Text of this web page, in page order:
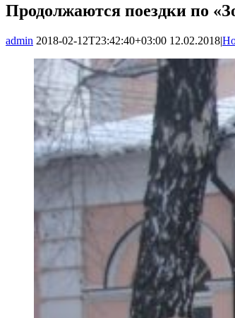
Продолжаются поездки по
admin 2018-02-12T23:42:40+03:00 12.02.2018|